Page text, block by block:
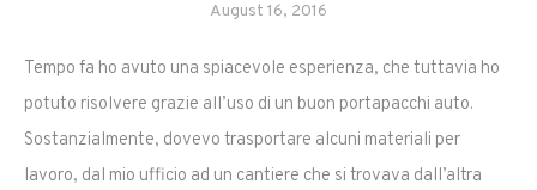
August 16, 2016
Tempo fa ho avuto una spiacevole esperienza, che tuttavia ho
potuto risolvere grazie all’uso di un buon portapacchi auto.
Sostanzialmente, dovevo trasportare alcuni materiali per
lavoro, dal mio ufficio ad un cantiere che si trovava dall’altra